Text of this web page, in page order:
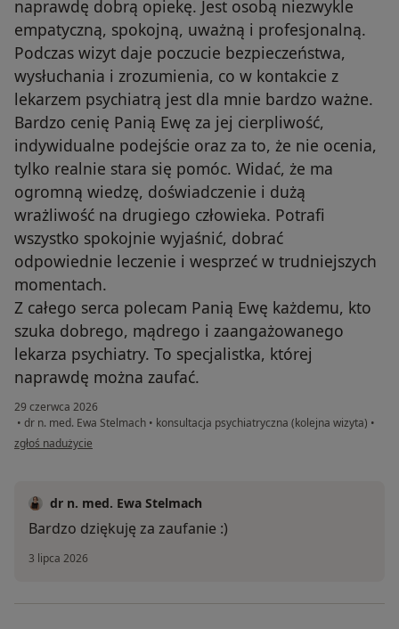
naprawdę dobrą opiekę. Jest osobą niezwykle
empatyczną, spokojną, uważną i profesjonalną.
Podczas wizyt daje poczucie bezpieczeństwa,
wysłuchania i zrozumienia, co w kontakcie z
lekarzem psychiatrą jest dla mnie bardzo ważne.
Bardzo cenię Panią Ewę za jej cierpliwość,
indywidualne podejście oraz za to, że nie ocenia,
tylko realnie stara się pomóc. Widać, że ma
ogromną wiedzę, doświadczenie i dużą
wrażliwość na drugiego człowieka. Potrafi
wszystko spokojnie wyjaśnić, dobrać
odpowiednie leczenie i wesprzeć w trudniejszych
momentach.
Z całego serca polecam Panią Ewę każdemu, kto
szuka dobrego, mądrego i zaangażowanego
lekarza psychiatry. To specjalistka, której
naprawdę można zaufać.
29 czerwca 2026
• dr n. med. Ewa Stelmach • konsultacja psychiatryczna (kolejna wizyta) •
w opinii użytkownika Julia
zgłoś nadużycie
dr n. med. Ewa Stelmach
Bardzo dziękuję za zaufanie :)
3 lipca 2026